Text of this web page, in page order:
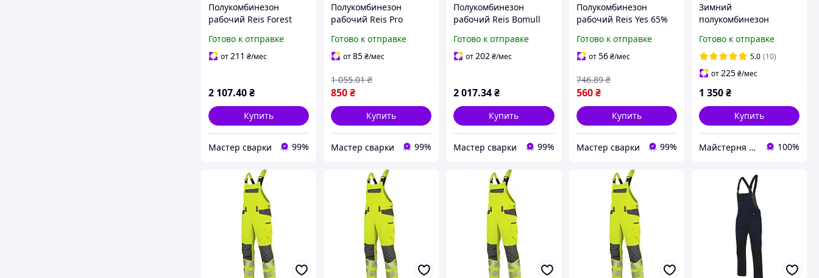
Полукомбинезон
рабочий Reis Forest
хлопок 290г/м² SF GZ
(100017579) 52
Готово к отправке
от211 ₴/мес
2 107.40₴
Купить
Мастер сварки 99%
Полукомбинезон
рабочий Reis Pro
35% хлопок 300г/м²
PRO-B SBP (100012249)
Готово к отправке
от85₴/мес
850₴
1 055.01 ₴
Купить
Мастер сварки 99%
Полукомбинезон
рабочий Reis Bomull
BOMULL-B NG
(100012993) 54
Готово к отправке
от202₴/мес
2 017.34₴
Купить
Мастер сварки 99%
Полукомбинезон
рабочий Reis Yes 65%
262г/м² YES-B N
(100079232) 58
Готово к отправке
от56 ₴/мес
560 ₴
746.89 ₴
Купить
Мастер сварки 99%
Зимний
полукомбинезон
СТО Рабочий
утепленный
комбинезон Зимняя
спецодежда
Готово к отправке
5.0 (10)
от225₴/мес
1 350₴
Купить
Майстерня Спецодягу LTM 100%